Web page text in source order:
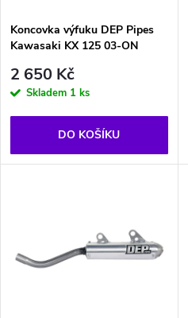
p
r
o
d
k
s
p
r
k
Koncovka výfuku DEP Pipes
Kawasaki KX 125 03-ON
2 650 Kč
Skladem 1 ks
DO KOŠÍKU